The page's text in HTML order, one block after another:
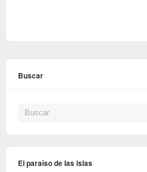
Buscar
El paraíso de las islas